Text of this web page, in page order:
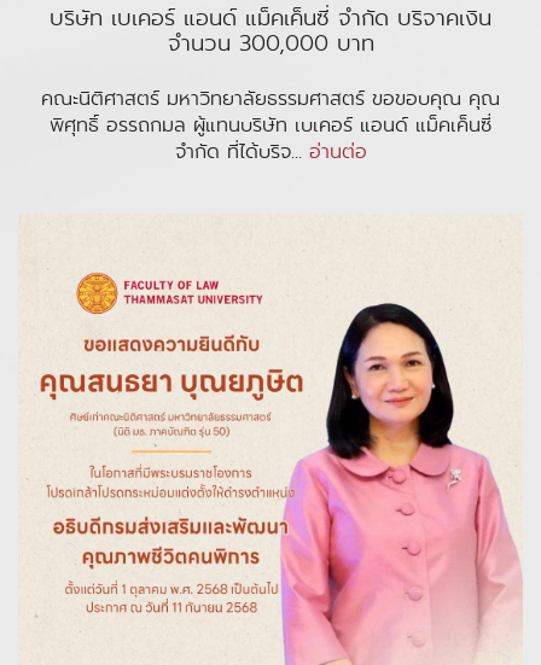
บริษัท เบเคอร์ แอนด์ แม็คเค็นซี่ จำกัด บริจาคเงิน
จำนวน 300,000 บาท
คณะนิติศาสตร์ มหาวิทยาลัยธรรมศาสตร์ ขอขอบคุณ คุณ
พิศุทธิ์ อรรถกมล ผู้แทนบริษัท เบเคอร์ แอนด์ แม็คเค็นซี่
จำกัด ที่ได้บริจ... อ่านต่อ